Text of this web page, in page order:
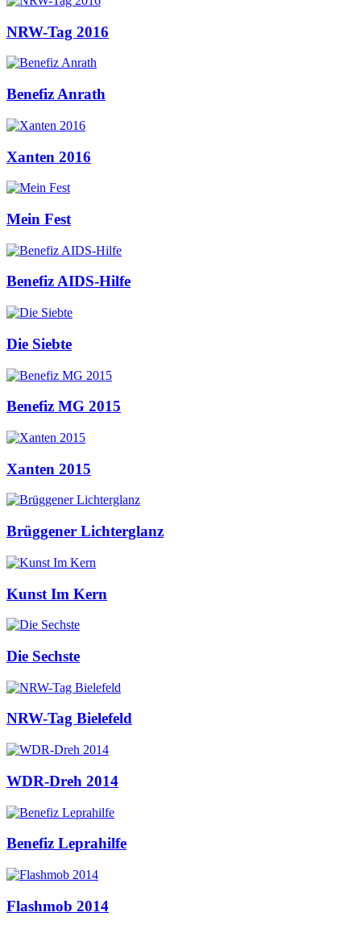
NRW-Tag 2016
Benefiz Anrath
Xanten 2016
Mein Fest
Benefiz AIDS-Hilfe
Die Siebte
Benefiz MG 2015
Xanten 2015
Brüggener Lichterglanz
Kunst Im Kern
Die Sechste
NRW-Tag Bielefeld
WDR-Dreh 2014
Benefiz Leprahilfe
Flashmob 2014